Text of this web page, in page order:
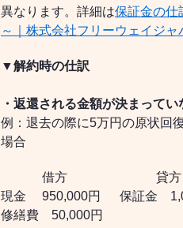
異なります。詳細は保証金の仕
～｜株式会社フリーウェイジャ
▼解約時の仕訳
・返還される金額が決まって
例：退去の際に5万円の原状回
場合
借方 貸方
現金 950,000円 保証金
修繕費 50,000円